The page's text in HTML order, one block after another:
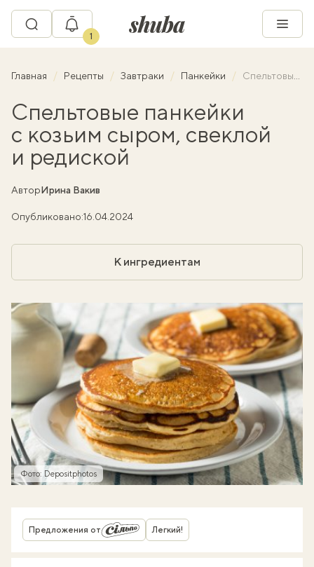
1
Главная Рецепты Завтраки Панкейки Спельтовые панкейки с козьим сыром, свеклой и редиской
Спельтовые панкейки
с козьим сыром, свеклой
и редиской
АвторИрина Вакив
Опубликовано:16.04.2024
К ингредиентам
Фото: Depositphotos
Предложения от Легкий!